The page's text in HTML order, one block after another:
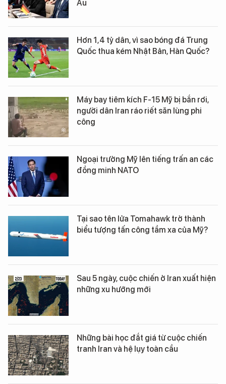
Âu
Hơn 1,4 tỷ dân, vì sao bóng đá Trung
Quốc thua kém Nhật Bản, Hàn Quốc?
Máy bay tiêm kích F-15 Mỹ bị bắn rơi,
người dân Iran ráo riết săn lùng phi
công
Ngoại trưởng Mỹ lên tiếng trấn an các
đồng minh NATO
Tại sao tên lửa Tomahawk trở thành
biểu tượng tấn công tầm xa của Mỹ?
Sau 5 ngày, cuộc chiến ở Iran xuất hiện
những xu hướng mới
Những bài học đắt giá từ cuộc chiến
tranh Iran và hệ lụy toàn cầu